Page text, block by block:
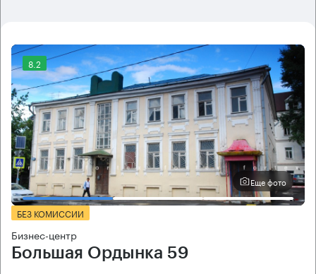
8.2
Еще фото
БЕЗ КОМИССИИ
Бизнес-центр
Большая Ордынка 59